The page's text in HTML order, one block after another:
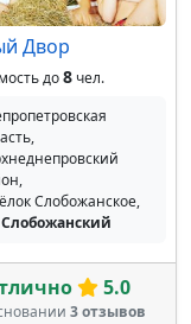
Двор
до8чел.
Слобожанское,
5.0
3 отзывов